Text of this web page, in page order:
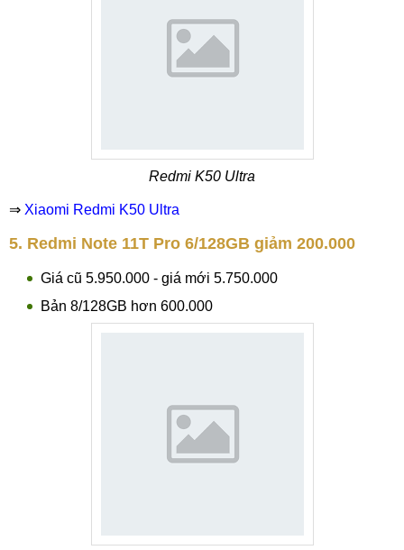
Redmi K50 Ultra
⇒ Xiaomi Redmi K50 Ultra
5. Redmi Note 11T Pro 6/128GB giảm 200.000
Giá cũ 5.950.000 - giá mới 5.750.000
Bản 8/128GB hơn 600.000